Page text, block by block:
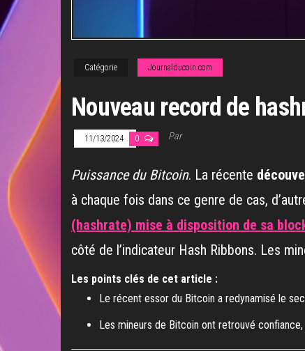
Catégorie Journalducoin.com
Nouveau record de
11/13/2024 0 Par
Puissance du Bitcoin. La récente
à chaque fois dans ce genre de cas,
(hashrate) mise à disposition de sa
côté de l’indicateur Hash Ribbons. Les
Les points clés de cet article :
Le récent essor du Bitcoin a redynamisé le
Les mineurs de Bitcoin ont retrouvé